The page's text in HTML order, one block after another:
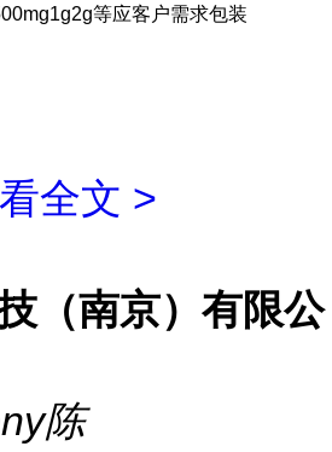
等应客户需求包装
全文 >
（南京）有限公
陈